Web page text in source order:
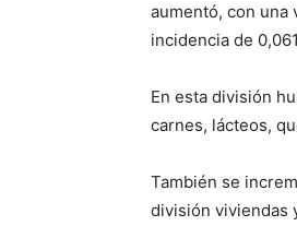
aumentó, con una
incidencia de
En esta división
carnes, lácteos,
También se
división viviendas